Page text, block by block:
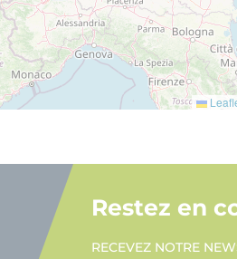
Restez en
RECEVEZ NOTRE